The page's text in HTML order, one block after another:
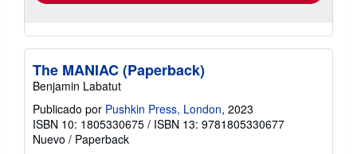
The MANIAC (Paperback)
Benjamin Labatut
Publicado por Pushkin Press, London, 2023
ISBN 10: 1805330675 / ISBN 13: 9781805330677
Nuevo / Paperback